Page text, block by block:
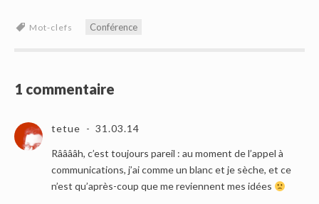
Mot-clefs Conférence
1 commentaire
tetue 31.03.14
Rââââh, c’est toujours pareil : au moment de l’appel à
communications, j’ai comme un blanc et je sèche, et ce
n’est qu’après-coup que me reviennent mes idées